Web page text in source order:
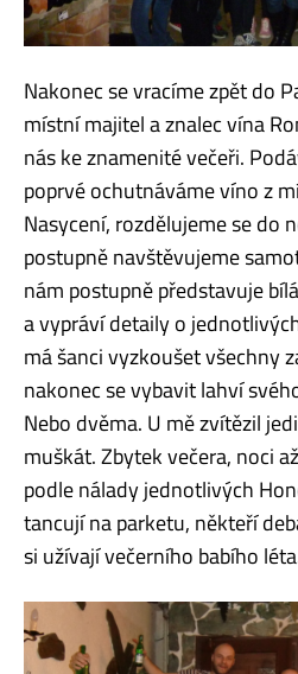
Nakonec se vracíme zpět do
místní majitel a znalec vína
nás ke znamenité večeři.
poprvé ochutnáváme víno z
Nasycení, rozdělujeme se do
postupně navštěvujeme
nám postupně představuje
a vypráví detaily o
má šanci vyzkoušet všechny
nakonec se vybavit lahví
Nebo dvěma. U mě zvítězil
muškát. Zbytek večera, noci
podle nálady jednotlivých
tancují na parketu, někteří
si užívají večerního babího